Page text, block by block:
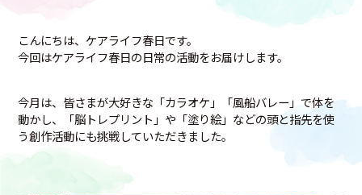
こんにちは、ケアライフ春日です。
今回はケアライフ春日の日常の活動をお届けします。
今月は、皆さまが大好きな「カラオケ」「風船バレー」で体を
動かし、「脳トレプリント」や「塗り絵」などの頭と指先を使
う創作活動にも挑戦していただきました。